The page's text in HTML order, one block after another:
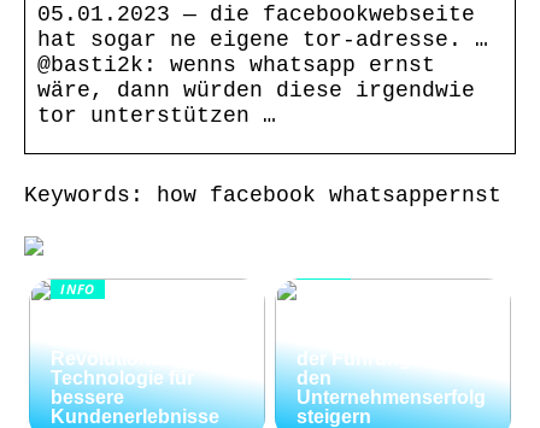
05.01.2023 — die facebookwebseite
hat sogar ne eigene tor-adresse. …
@basti2k: wenns whatsapp ernst
wäre, dann würden diese irgendwie
tor unterstützen …
Keywords: how facebook whatsappernst
INFO
Revolutionäre
Technologie für
bessere
Kundenerlebnisse
der Führungskräfte
den
Unternehmenserfolg
steigern